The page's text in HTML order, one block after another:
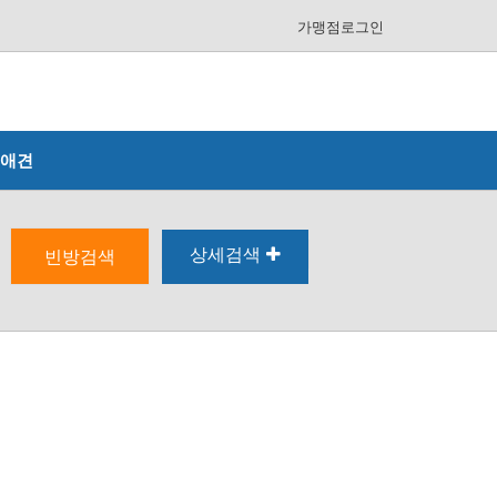
가맹점로그인
애견
빈방검색 상세검색